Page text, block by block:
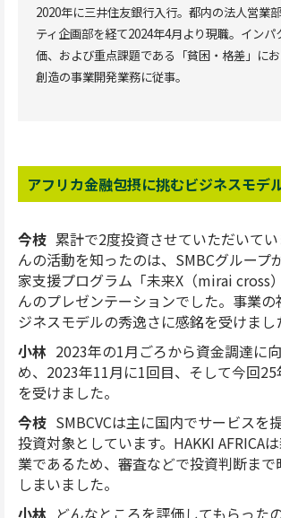
2020年に三井住友銀行入行。都内の法人営業
ティ企画部を経て2024年4月より現職。インパ
価、および重点課題である「貧困・格差」に
創造の事業開発業務に従事。
アフリカ金融包摂に挑むビジネスモデ
今枝 累計で2度投資させていただいて
んの活動を知ったのは、SMBCグループ
家支援プログラム「未来X（mirai cross
んのプレゼンテーションでした。事業
ジネスモデルの秀逸さに感銘を受けまし
小林 2023年の1月ごろから資金調達に
め、2023年11月に1回目、そして今回
を受けました。
今枝 SMBCVCは主に国内でサービスを
投資対象としています。HAKKI AFRICA
業であるため、審査などで投資判断まで
しまいました。
小林 どんなところを評価してもらった